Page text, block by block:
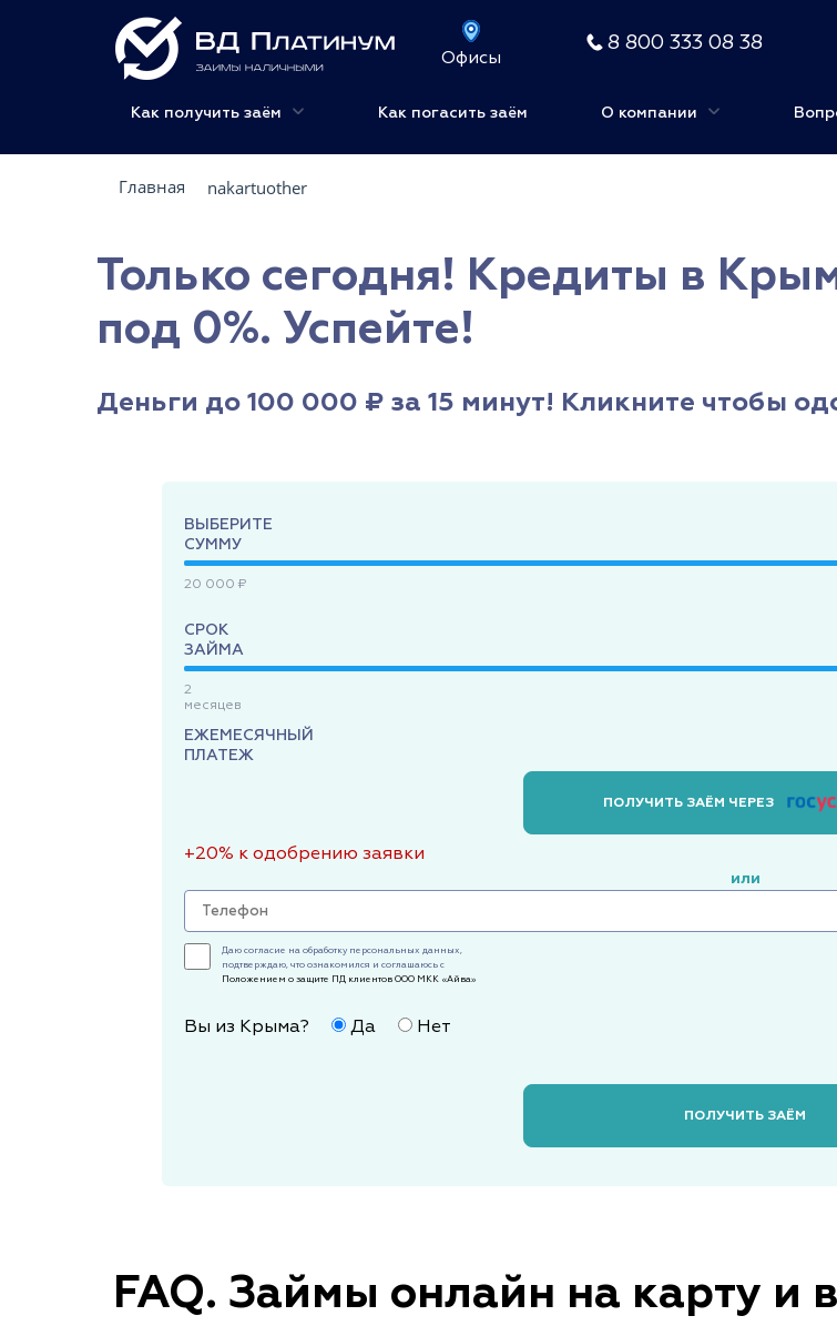
Офисы
8 800 333 08 38
Как получить заём Как погасить заём О компании
Главная nakartuother
Только сегодня! Кредиты в
под 0%. Успейте!
Деньги до 100 000 ₽ за 15 минут! Кликните чтобы
ВЫБЕРИТЕ
СУММУ
20 000 ₽
СРОК
ЗАЙМА
2
месяцев
ЕЖЕМЕСЯЧНЫЙ
ПЛАТЕЖ
ПОЛУЧИТЬ ЗАЁМ ЧЕРЕЗ
+20% к одобрению заявки
или
Даю согласие на обработку персональных данных,
подтверждаю, что ознакомился и соглашаюсь с
Положением о защите ПД клиентов ООО МКК «Айва»
Вы из Крыма? Да Нет
ПОЛУЧИТЬ ЗАЁМ
FAQ. Займы онлайн на карту и